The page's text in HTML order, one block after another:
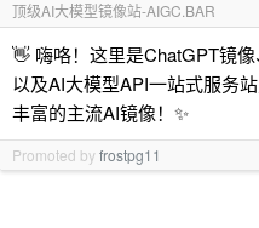
顶级AI大模型镜像站-AIGC.BAR
👋 嗨咯！这里是ChatGPT镜像
以及AI大模型API一站式服务
丰富的主流AI镜像！✨
Promoted byfrostpg11